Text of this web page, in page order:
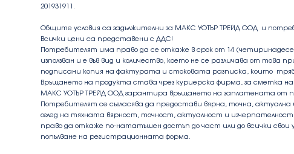
201931911.
Общите условия са задължителни за МАКС УОТЪР ТРЕЙД ООД и
Всички цени са представени с ДДС!
Потребителят има право да се откаже в срок от 14
използван и е във вид и количество, което не се различава от
подписани копия на фактурата и стоковата разписка, които
Връщането на продукта става чрез куриерска фирма, за сметка на
МАКС УОТЪР ТРЕЙД ООД гарантира връщането на заплатената от
Потребителят се съгласява да предостави вярна, точна,
оглед на тяхната вярност, точност, актуалност и
право да откаже по-нататъшен достъп до част или до всички
попълване на регистрационната форма.